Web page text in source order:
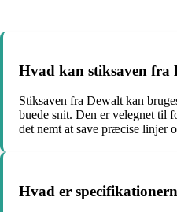
Hvad kan stiksaven fra
Stiksaven fra Dewalt kan
buede snit. Den er velegnet til
det nemt at save præcise linjer
Hvad er